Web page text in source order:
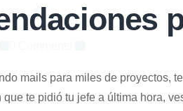
mails para miles de proyectos,
te pidió tu jefe a última hora,